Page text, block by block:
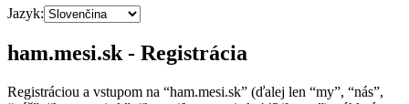
Jazyk:
ham.mesi.sk - Registrácia
Registráciou a vstupom na “ham.mesi.sk” (ďalej len “my”, “nás”,